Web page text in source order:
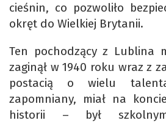
cieśnin, co pozwoliło
okręt do Wielkiej Brytanii.
Ten pochodzący z Lublina
zaginął w 1940 roku wraz z
postacią o wielu
zapomniany, miał na
historii – był